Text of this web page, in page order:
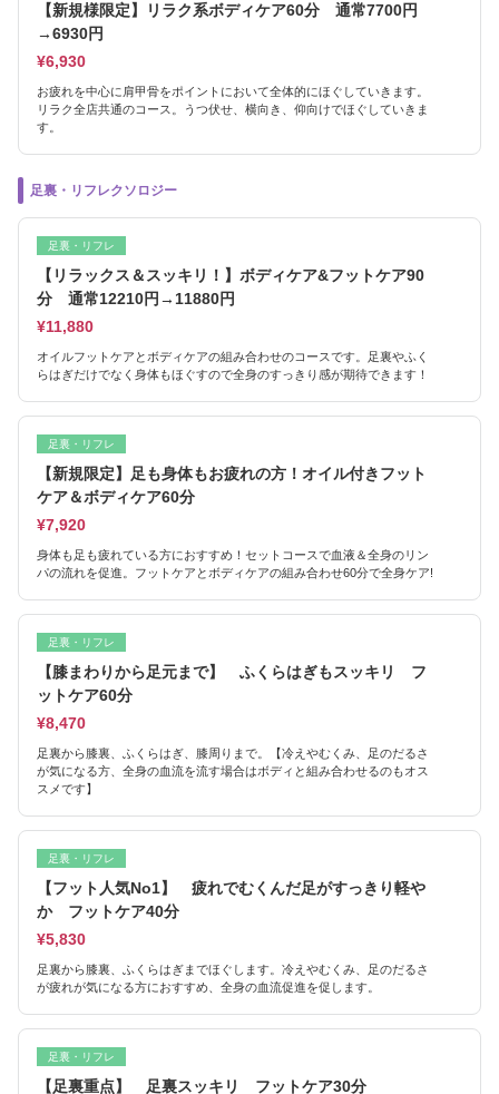
【新規様限定】リラク系ボディケア60分 通常7700円
→6930円
¥6,930
お疲れを中心に肩甲骨をポイントにおいて全体的にほぐしていきます。
リラク全店共通のコース。うつ伏せ、横向き、仰向けでほぐしていきま
す。
足裏・リフレクソロジー
足裏・リフレ
【リラックス＆スッキリ！】ボディケア&フットケア90
分 通常12210円→11880円
¥11,880
オイルフットケアとボディケアの組み合わせのコースです。足裏やふく
らはぎだけでなく身体もほぐすので全身のすっきり感が期待できます！
足裏・リフレ
【新規限定】足も身体もお疲れの方！オイル付きフット
ケア＆ボディケア60分
¥7,920
身体も足も疲れている方におすすめ！セットコースで血液＆全身のリン
パの流れを促進。フットケアとボディケアの組み合わせ60分で全身ケア!
足裏・リフレ
【膝まわりから足元まで】 ふくらはぎもスッキリ フ
ットケア60分
¥8,470
足裏から膝裏、ふくらはぎ、膝周りまで。【冷えやむくみ、足のだるさ
が気になる方、全身の血流を流す場合はボディと組み合わせるのもオス
スメです】
足裏・リフレ
【フット人気No1】 疲れでむくんだ足がすっきり軽や
か フットケア40分
¥5,830
足裏から膝裏、ふくらはぎまでほぐします。冷えやむくみ、足のだるさ
が疲れが気になる方におすすめ、全身の血流促進を促します。
足裏・リフレ
【足裏重点】 足裏スッキリ フットケア30分